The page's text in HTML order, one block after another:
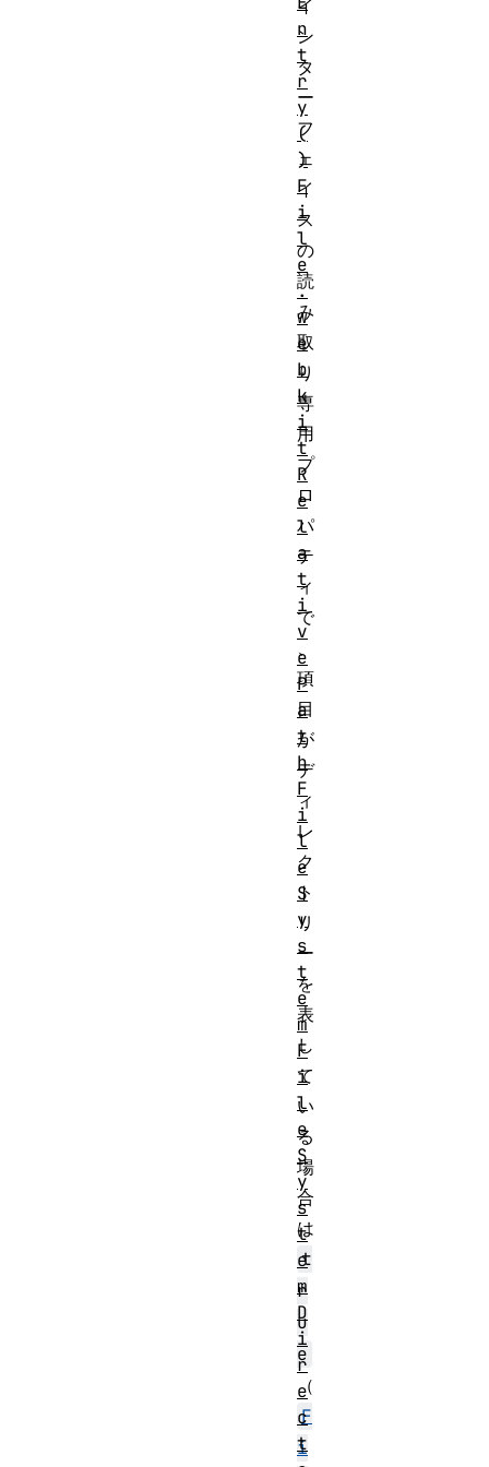
イ
ン
タ
ー
フ
ェ
イ
ス
の
読
み
取
り
専
用
プ
ロ
パ
テ
ィ
で
、
項
目
が
デ
ィ
レ
ク
ト
リ
ー
を
表
し
て
い
る
場
合
は
t
r
u
e
（
F
i
n
t
r
y
(
)
F
i
l
e
.
w
e
b
k
i
t
R
e
l
a
t
i
v
e
P
a
t
h
F
i
l
e
S
y
s
t
e
m
F
i
l
e
S
y
s
t
e
m
D
i
r
e
c
t